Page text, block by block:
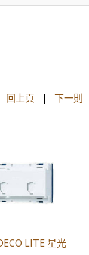
回上頁 | 下一則
LITE 星光